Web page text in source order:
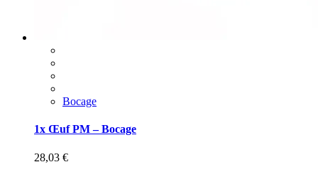
Bocage
1x Œuf PM – Bocage
28,03 €